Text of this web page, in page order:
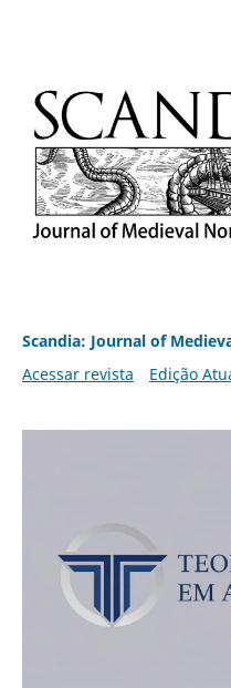
Scandia: Journal of
Acessar revista
Edição